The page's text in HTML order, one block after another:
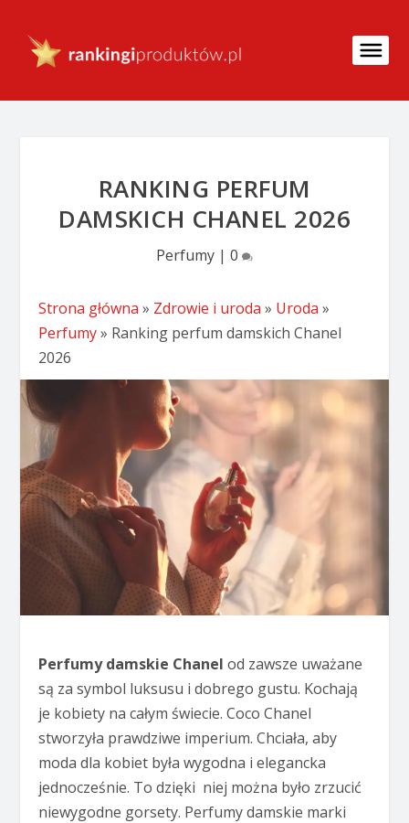
RANKING PERFUM
DAMSKICH CHANEL 2026
Perfumy | 0
Strona główna » Zdrowie i uroda » Uroda »
Perfumy» Ranking perfum damskich Chanel
2026
Perfumy damskie Chanel od zawsze uważane
są za symbol luksusu i dobrego gustu. Kochają
je kobiety na całym świecie. Coco Chanel
stworzyła prawdziwe imperium. Chciała, aby
moda dla kobiet była wygodna i elegancka
jednocześnie. To dzięki niej można było zrzucić
niewygodne gorsety. Perfumy damskie marki